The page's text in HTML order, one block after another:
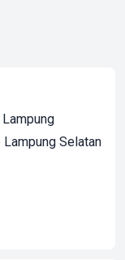
Lampung Selatan